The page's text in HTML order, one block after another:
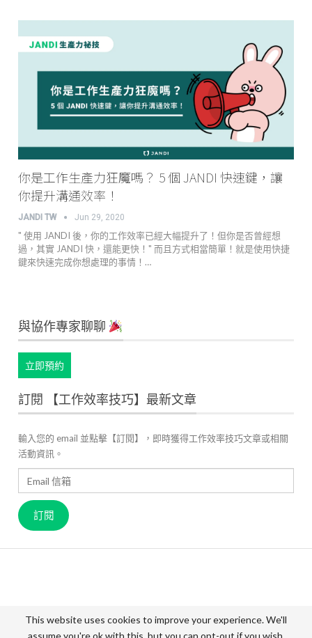
你是工作生產力狂魔嗎？ 5 個 JANDI 快速鍵，讓
你提升溝通效率！
JANDI TW Jun 29, 2020
" 使用 JANDI 後，你的工作效率已經大幅提升了！但你是否曾經想
過，其實 JANDI 快，還能更快！" 而且方式相當簡單！就是使用快捷
鍵來快速完成你想處理的事情！…
與協作專家聊聊
立即預約
訂閱 【工作效率技巧】最新文章
輸入您的 email 並點擊【訂閱】，即時獲得工作效率技巧文章或相關
活動資訊。
Email
信
箱
訂閱
This website uses cookies to improve your experience. We'll
assume you're ok with this, but you can opt-out if you wish.